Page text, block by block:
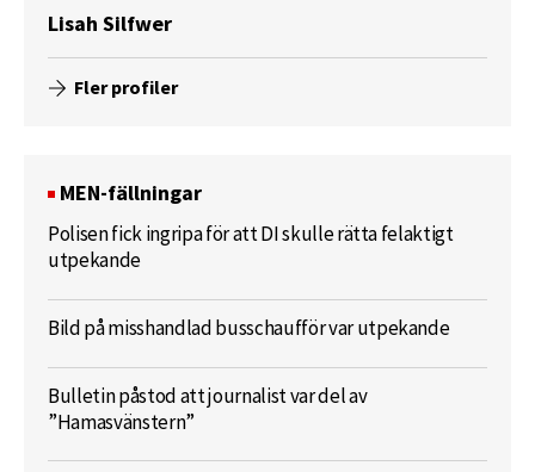
Lisah Silfwer
Fler profiler
MEN-fällningar
Polisen fick ingripa för att DI skulle rätta felaktigt
utpekande
Bild på misshandlad busschaufför var utpekande
Bulletin påstod att journalist var del av
”Hamasvänstern”